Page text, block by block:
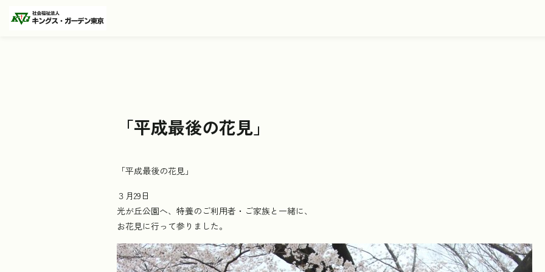
「平成最後の花見」
「平成最後の花見」
３月29日
光が丘公園へ、特養のご利用者・ご家族と一緒に、
お花見に行って参りました。